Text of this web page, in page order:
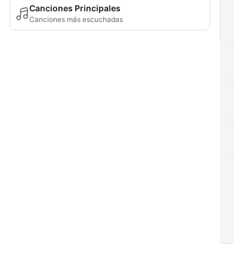
Canciones Principales
Canciones más escuchadas